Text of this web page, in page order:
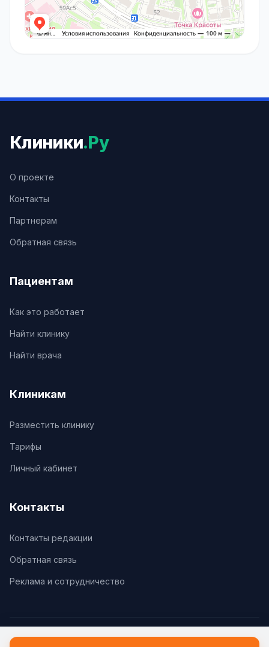
Клиники.Ру
О проекте
Контакты
Партнерам
Обратная связь
Пациентам
Как это работает
Найти клинику
Найти врача
Клиникам
Разместить клинику
Тарифы
Личный кабинет
Контакты
Контакты редакции
Обратная связь
Реклама и сотрудничество